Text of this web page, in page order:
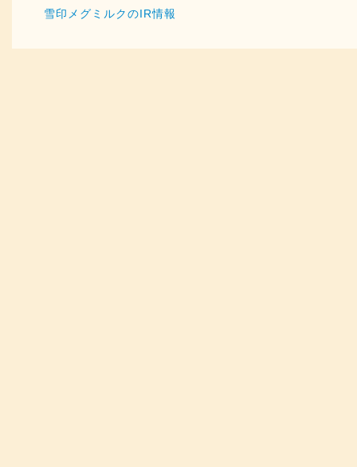
雪印メグミルクのIR情報